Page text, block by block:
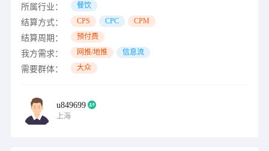
所属行业： 餐饮
结算方式： CPS CPC CPM
结算周期： 预付费
我方需求： 网推/地推 信息流
需要群体： 大众
u849699
上海